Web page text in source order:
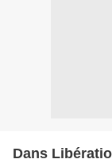
Dans